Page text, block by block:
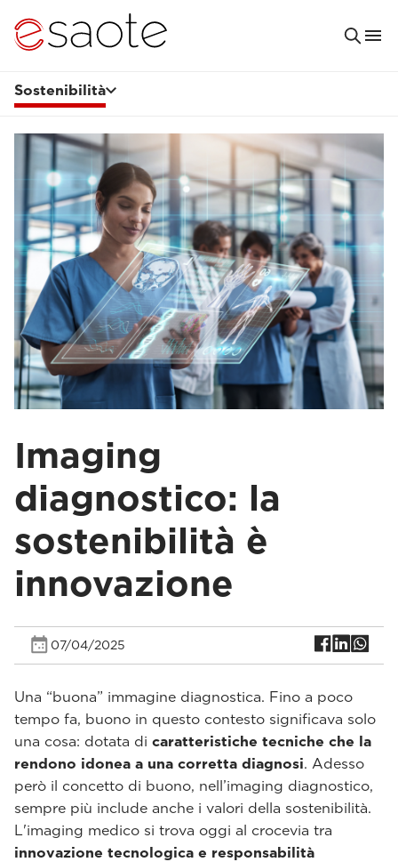
Sostenibilità
Imaging
diagnostico: la
sostenibilità è
innovazione
07/04/2025
Una “buona” immagine diagnostica. Fino a poco
tempo fa, buono in questo contesto significava solo
una cosa: dotata di caratteristiche tecniche che la
rendono idonea a una corretta diagnosi. Adesso
però il concetto di buono, nell’imaging diagnostico,
sempre più include anche i valori della sostenibilità.
L'imaging medico si trova oggi al crocevia tra
innovazione tecnologica e responsabilità